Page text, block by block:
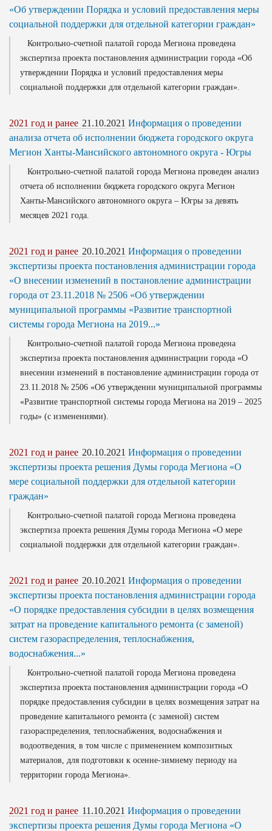
«Об утверждении Порядка и условий предоставления меры
социальной поддержки для отдельной категории граждан»
Контрольно-счетной палатой города Мегиона проведена
экспертиза проекта постановления администрации города «Об
утверждении Порядка и условий предоставления меры
социальной поддержки для отдельной категории граждан».
2021 год и ранее 21.10.2021 Информация о проведении
анализа отчета об исполнении бюджета городского округа
Мегион Ханты-Мансийского автономного округа - Югры
Контрольно-счетной палатой города Мегиона проведен анализ
отчета об исполнении бюджета городского округа Мегион
Ханты-Мансийского автономного округа – Югры за девять
месяцев 2021 года.
2021 год и ранее 20.10.2021 Информация о проведении
экспертизы проекта постановления администрации города
«О внесении изменений в постановление администрации
города от 23.11.2018 № 2506 «Об утверждении
муниципальной программы «Развитие транспортной
системы города Мегиона на 2019...»
Контрольно-счетной палатой города Мегиона проведена
экспертиза проекта постановления администрации города «О
внесении изменений в постановление администрации города от
23.11.2018 № 2506 «Об утверждении муниципальной программы
«Развитие транспортной системы города Мегиона на 2019 – 2025
годы» (с изменениями).
2021 год и ранее 20.10.2021 Информация о проведении
экспертизы проекта решения Думы города Мегиона «О
мере социальной поддержки для отдельной категории
граждан»
Контрольно-счетной палатой города Мегиона проведена
экспертиза проекта решения Думы города Мегиона «О мере
социальной поддержки для отдельной категории граждан».
2021 год и ранее 20.10.2021 Информация о проведении
экспертизы проекта постановления администрации города
«О порядке предоставления субсидии в целях возмещения
затрат на проведение капитального ремонта (с заменой)
систем газораспределения, теплоснабжения,
водоснабжения...»
Контрольно-счетной палатой города Мегиона проведена
экспертиза проекта постановления администрации города «О
порядке предоставления субсидии в целях возмещения затрат на
проведение капитального ремонта (с заменой) систем
газораспределения, теплоснабжения, водоснабжения и
водоотведения, в том числе с применением композитных
материалов, для подготовки к осенне-зимнему периоду на
территории города Мегиона».
2021 год и ранее 11.10.2021 Информация о проведении
экспертизы проекта решения Думы города Мегиона «О